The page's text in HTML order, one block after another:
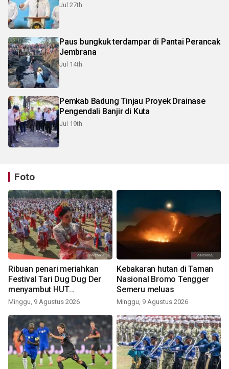
Jul 27th
Paus bungkuk terdampar di Pantai Perancak
Jembrana
Jul 14th
Pemkab Badung Tinjau Proyek Drainase
Pengendali Banjir di Kuta
Jul 19th
Foto
Ribuan penari meriahkan
Festival Tari Dug Dug Der
menyambut HUT
Kemerdekaan
Minggu, 9 Agustus 2026
Kebakaran hutan di Taman
Nasional Bromo Tengger
Semeru meluas
Minggu, 9 Agustus 2026